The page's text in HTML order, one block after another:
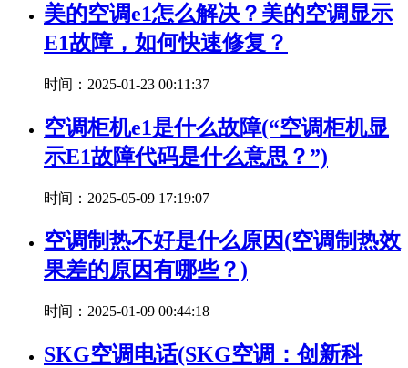
美的空调e1怎么解决？美的空调显示
E1故障，如何快速修复？
时间：2025-01-23 00:11:37
空调柜机e1是什么故障(“空调柜机显
示E1故障代码是什么意思？”)
时间：2025-05-09 17:19:07
空调制热不好是什么原因(空调制热效
果差的原因有哪些？)
时间：2025-01-09 00:44:18
SKG空调电话(SKG空调：创新科